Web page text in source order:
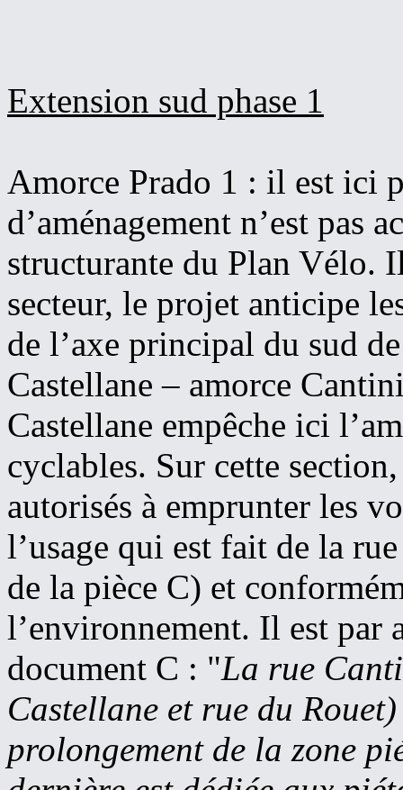
Extension sud phase 1
Amorce Prado 1 : il est ici
d’aménagement n’est pas
structurante du Plan Vélo.
secteur, le projet anticipe
de l’axe principal du sud
Castellane – amorce
Castellane empêche ici
cyclables. Sur cette
autorisés à emprunter les
l’usage qui est fait de la
de la pièce C) et
l’environnement. Il est par
document C : "La rue
Castellane et rue du
prolongement de la zone